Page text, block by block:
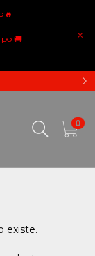
×
🚚
0
existe.